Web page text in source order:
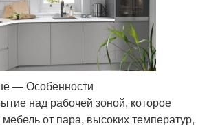
— Особенности
над рабочей зоной, которое
от пара, высоких температур,